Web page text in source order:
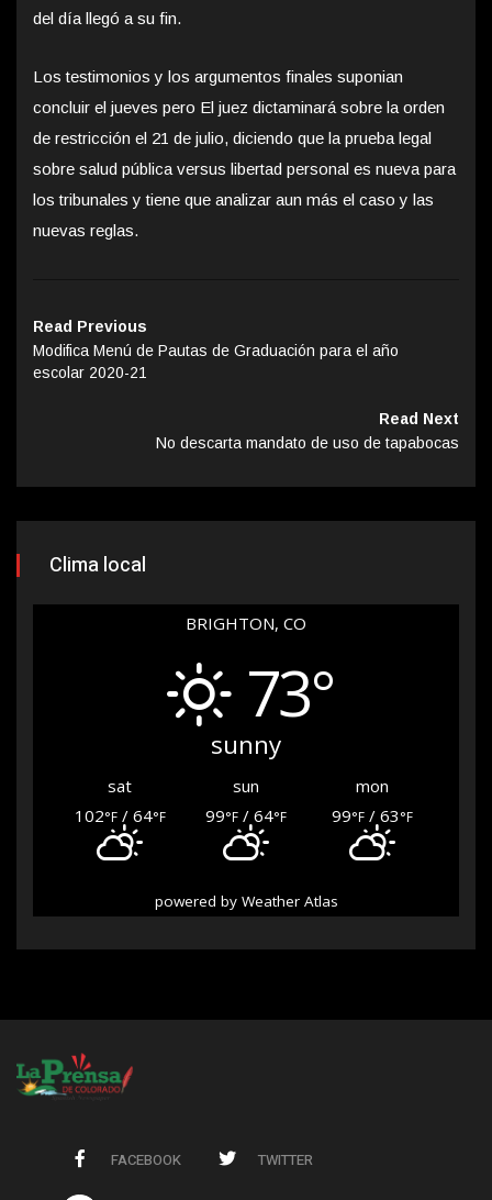
del día llegó a su fin.
Los testimonios y los argumentos finales suponian
concluir el jueves pero El juez dictaminará sobre la orden
de restricción el 21 de julio, diciendo que la prueba legal
sobre salud pública versus libertad personal es nueva para
los tribunales y tiene que analizar aun más el caso y las
nuevas reglas.
Read Previous
Modifica Menú de Pautas de Graduación para el año
escolar 2020-21
Read Next
No descarta mandato de uso de tapabocas
Clima local
BRIGHTON, CO
73°
sunny
sat sun
mon
102°F/ 64°F 99°F/ 64°F 99°F/ 63°F
powered by Weather Atlas
FACEBOOK TWITTER